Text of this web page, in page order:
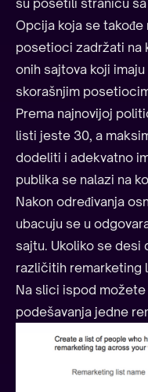
Opcija koja se
posetioci zadržati na
onih sajtova koji
skorašnjim
Prema najnovijoj
listi jeste 30, a
dodeliti i adekvatno
publika se nalazi na
Nakon određivanja
ubacuju se u
sajtu. Ukoliko se desi
različitih remarketing
Na slici ispod
podešavanja jedne